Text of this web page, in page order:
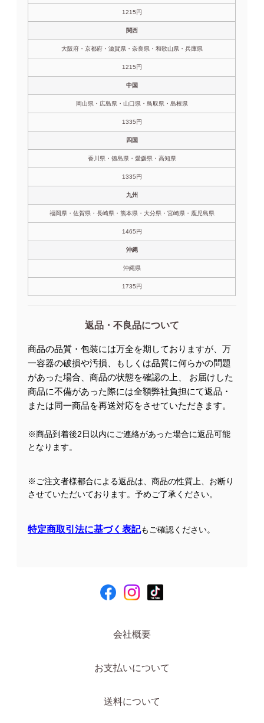
1215円
関西
大阪府・京都府・滋賀県・奈良県・和歌山県・兵庫県
1215円
中国
岡山県・広島県・山口県・鳥取県・島根県
1335円
四国
香川県・徳島県・愛媛県・高知県
1335円
九州
福岡県・佐賀県・長崎県・熊本県・大分県・宮崎県・鹿児島県
1465円
沖縄
沖縄県
1735円
返品・不良品について
商品の品質・包装には万全を期しておりますが、万
一容器の破損や汚損、もしくは品質に何らかの問題
があった場合、商品の状態を確認の上、 お届けした
商品に不備があった際には全額弊社負担にて返品・
または同一商品を再送対応をさせていただきます。
※商品到着後2日以内にご連絡があった場合に返品可能
となります。
※ご注文者様都合による返品は、商品の性質上、お断り
させていただいております。予めご了承ください。
特定商取引法に基づく表記もご確認ください。
会社概要
お支払いについて
送料について